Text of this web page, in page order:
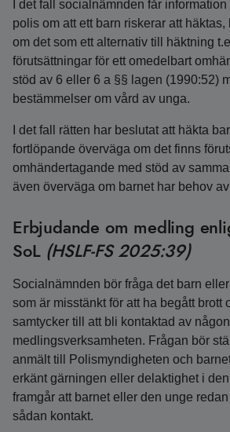
I det fall socialnämnden får
polis om att ett barn riskerar att
om det som ett alternativ till häktning
förutsättningar för ett omedelbart
stöd av 6 eller 6 a §§ lagen (1990:52)
bestämmelser om vård av unga.
I det fall rätten har beslutat att häkta
fortlöpande överväga om det finns
omhändertagande med stöd av
även överväga om barnet har behov
Erbjudande om medling
SoL (HSLF-FS 2025:39)
Socialnämnden bör fråga det barn
som är misstänkt för att ha begått brott
samtycker till att bli kontaktad av
medlingsverksamheten. Frågan bör
anmält till Polismyndigheten och
erkänt gärningen eller delaktighet i
framgår att barnet eller den unge
sådan kontakt.